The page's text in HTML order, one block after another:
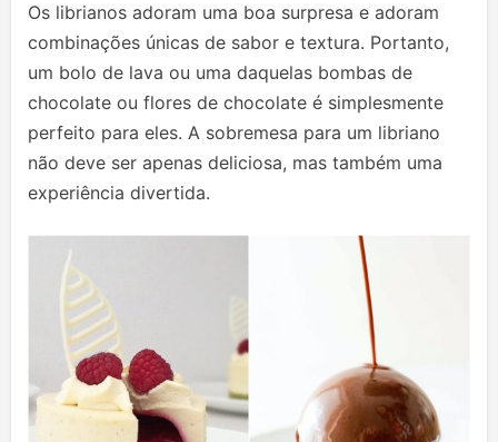
Os librianos adoram uma boa surpresa e adoram
combinações únicas de sabor e textura. Portanto,
um bolo de lava ou uma daquelas bombas de
chocolate ou flores de chocolate é simplesmente
perfeito para eles. A sobremesa para um libriano
não deve ser apenas deliciosa, mas também uma
experiência divertida.